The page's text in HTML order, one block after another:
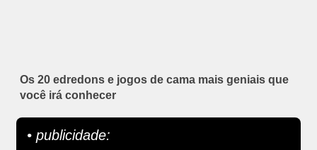
Os 20 edredons e jogos de cama mais geniais que
você irá conhecer
• publicidade: